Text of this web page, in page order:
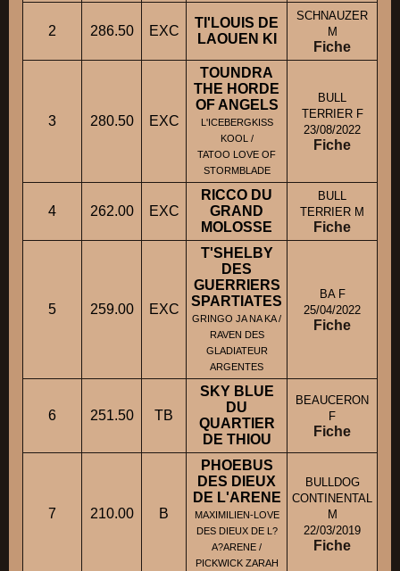
2 286.50 EXC
TI'LOUIS DE
LAOUEN KI
SCHNAUZER
M
Fiche
3 280.50 EXC
TOUNDRA
THE HORDE
OF ANGELS
L'ICEBERGKISS
KOOL /
TATOO LOVE OF
STORMBLADE
BULL
TERRIER F
23/08/2022
Fiche
4 262.00 EXC
RICCO DU
GRAND
MOLOSSE
BULL
TERRIER M
Fiche
5 259.00 EXC
T'SHELBY
DES
GUERRIERS
SPARTIATES
GRINGO JA NA KA /
RAVEN DES
GLADIATEUR
ARGENTES
BA F
25/04/2022
Fiche
6 251.50 TB
SKY BLUE
DU
QUARTIER
DE THIOU
BEAUCERON
F
Fiche
7 210.00 B
PHOEBUS
DES DIEUX
DE L'ARENE
MAXIMILIEN-LOVE
DES DIEUX DE L?
A?ARENE /
PICKWICK ZARAH
BULLDOG
CONTINENTAL
M
22/03/2019
Fiche